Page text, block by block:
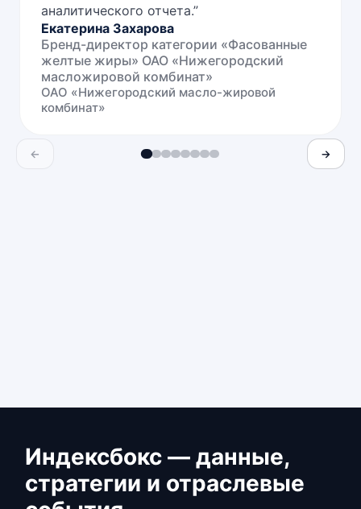
аналитического отчета.”
Екатерина Захарова
Бренд-директор категории «Фасованные
желтые жиры» ОАО «Нижегородский
масложировой комбинат»
ОАО «Нижегородский масло-жировой
комбинат»
← →
Индексбокс — данные,
стратегии и отраслевые